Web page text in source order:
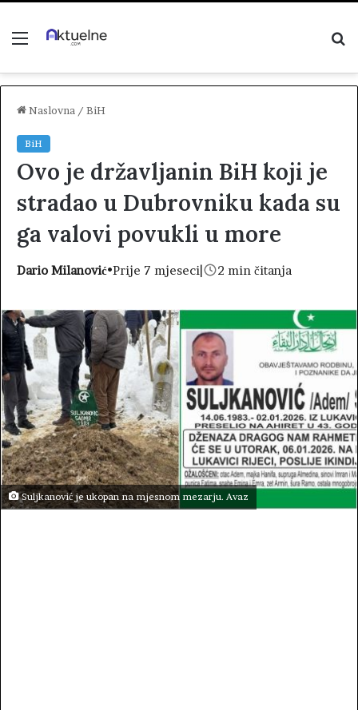
Menu
Naslovna / BiH
BiH
Ovo je državljanin BiH koji je
stradao u Dubrovniku kada su
ga valovi povukli u more
Dario Milanović•Prije 7 mjeseci| 2 min čitanja
Suljkanović je ukopan na mjesnom mezarju. Avaz